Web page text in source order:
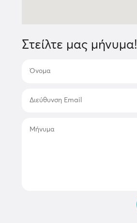
Στείλτε μας μήνυμα!